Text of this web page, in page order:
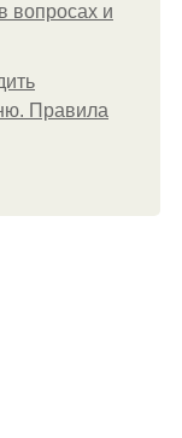
вопросах и
Правила